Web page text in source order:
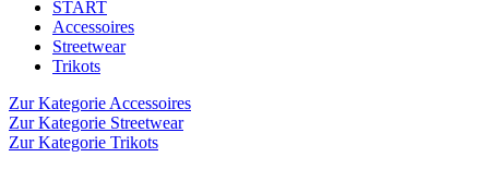
START
Accessoires
Streetwear
Trikots
Zur Kategorie Accessoires
Zur Kategorie Streetwear
Zur Kategorie Trikots